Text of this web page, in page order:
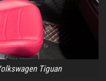
Tiguan